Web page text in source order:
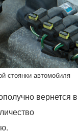
стоянки автомобиля
вернется в